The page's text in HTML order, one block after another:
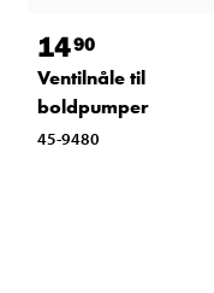
1490
Ventilnåle til
boldpumper
45-9480